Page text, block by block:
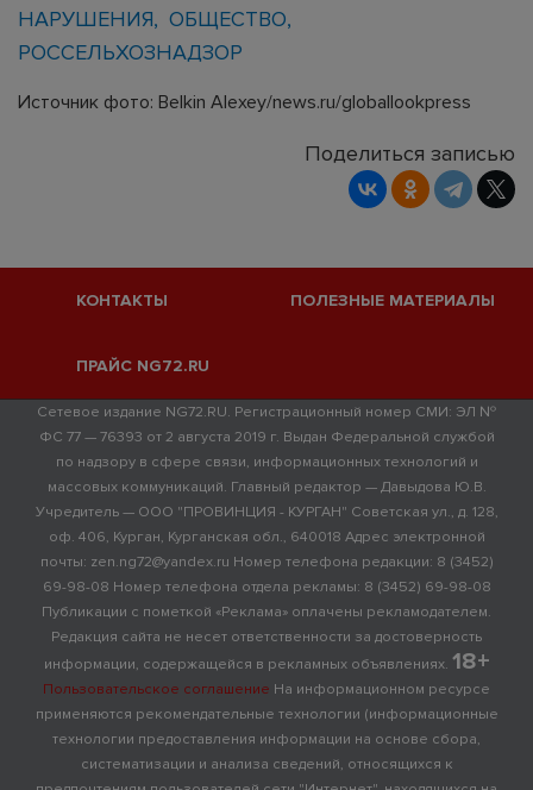
НАРУШЕНИЯ
ОБЩЕСТВО
РОССЕЛЬХОЗНАДЗОР
Источник фото: Belkin Alexey/news.ru/globallookpress
Поделиться записью
КОНТАКТЫ ПОЛЕЗНЫЕ МАТЕРИАЛЫ
ПРАЙС NG72.RU
Сетевое издание NG72.RU. Регистрационный номер СМИ: ЭЛ №
ФС 77 — 76393 от 2 августа 2019 г. Выдан Федеральной службой
по надзору в сфере связи, информационных технологий и
массовых коммуникаций. Главный редактор — Давыдова Ю.В.
Учредитель — ООО "ПРОВИНЦИЯ - КУРГАН" Советская ул., д. 128,
оф. 406, Курган, Курганская обл., 640018 Адрес электронной
почты: zen.ng72@yandex.ru Номер телефона редакции: 8 (3452)
69-98-08 Номер телефона отдела рекламы: 8 (3452) 69-98-08
Публикации с пометкой «Реклама» оплачены рекламодателем.
Редакция сайта не несет ответственности за достоверность
информации, содержащейся в рекламных объявлениях. 18+
Пользовательское соглашение На информационном ресурсе
применяются рекомендательные технологии (информационные
технологии предоставления информации на основе сбора,
систематизации и анализа сведений, относящихся к